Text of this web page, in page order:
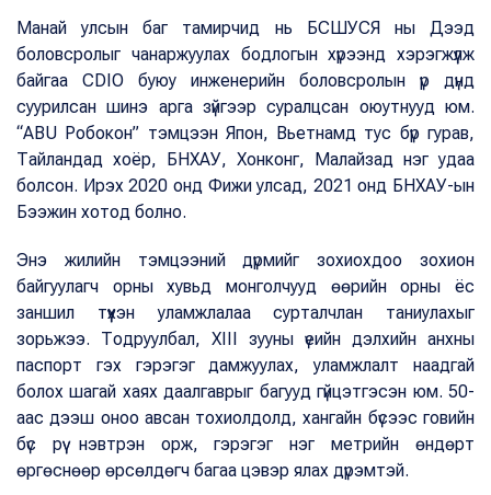
Манай улсын баг тамирчид нь БСШУСЯ ны Дээд
боловсролыг чанаржуулах бодлогын хүрээнд хэрэгжүүлж
байгаа CDIO буюу инженерийн боловсролын үр дүнд
суурилсан шинэ арга зүйгээр суралцсан оюутнууд юм.
“ABU Робокон” тэмцээн Япон, Вьетнамд тус бүр гурав,
Тайландад хоёр, БНХАУ, Хонконг, Малайзад нэг удаа
болсон. Ирэх 2020 онд Фижи улсад, 2021 онд БНХАУ-ын
Бээжин хотод болно.
Энэ жилийн тэмцээний дүрмийг зохиохдоо зохион
байгуулагч орны хувьд монголчууд өөрийн орны ёс
заншил түүхэн уламжлалаа сурталчлан таниулахыг
зорьжээ. Тодруулбал, XIII зууны үеийн дэлхийн анхны
паспорт гэх гэрэгэг дамжуулах, уламжлалт наадгай
болох шагай хаях даалгаврыг багууд гүйцэтгэсэн юм. 50-
аас дээш оноо авсан тохиолдолд, хангайн бүсээс говийн
бүс рүү нэвтрэн орж, гэрэгэг нэг метрийн өндөрт
өргөснөөр өрсөлдөгч багаа цэвэр ялах дүрэмтэй.